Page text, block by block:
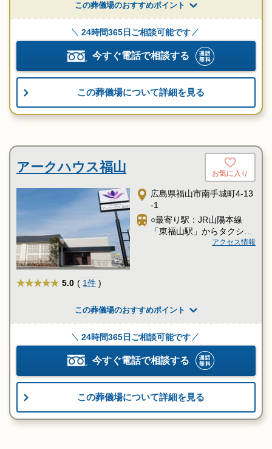
この葬儀場のおすすめポイント
24時間365日ご相談可能です
今すぐ電話で相談する
この葬儀場について詳細を見る
アークハウス福山 お気に入り
広島県福山市南手城町4-13
-1
○最寄り駅：JR山陽本線
「東福山駅」からタクシー
アクセス情報
★★★★★ 5.0 ( 1件 )
この葬儀場のおすすめポイント
24時間365日ご相談可能です
今すぐ電話で相談する
この葬儀場について詳細を見る